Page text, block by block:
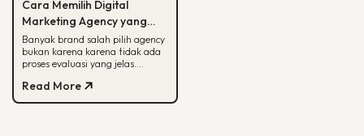
Cara Memilih Digital
Marketing Agency yang
Tepat untuk Bisnis Kamu
Banyak brand salah pilih agency
bukan karena karena tidak ada
proses evaluasi yang jelas.
menilai agency dari spesialisasi,
track record, hingga
Read More